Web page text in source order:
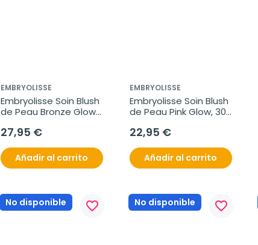
EMBRYOLISSE
Embryolisse Soin Blush
de Peau Bronze Glow,
27,95 €
Añadir al carrito
EMBRYOLISSE
Embryolisse Soin Blush
de Peau Pink Glow, 30
22,95 €
Añadir al carrito
No disponible favorite_border No disponible favorite_border